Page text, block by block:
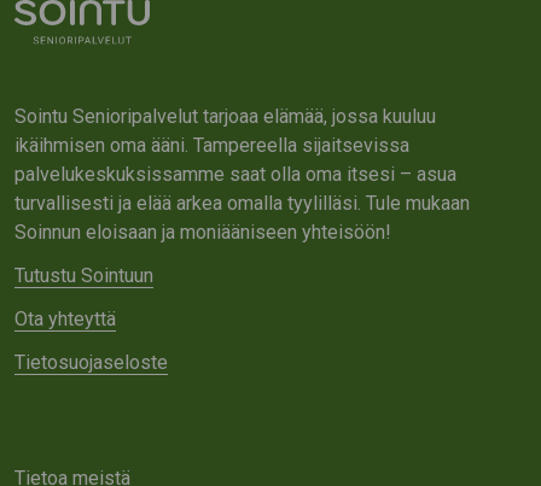
Sointu Senioripalvelut tarjoaa elämää, jossa kuuluu
ikäihmisen oma ääni. Tampereella sijaitsevissa
palvelukeskuksissamme saat olla oma itsesi – asua
turvallisesti ja elää arkea omalla tyylilläsi. Tule mukaan
Soinnun eloisaan ja moniääniseen yhteisöön!
Tutustu Sointuun
Ota yhteyttä
Tietosuojaseloste
Tietoa meistä